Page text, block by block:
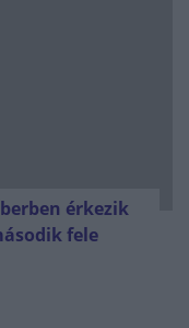
érkezik
fele